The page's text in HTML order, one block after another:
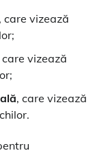
, care vizează
care vizează
, care vizează